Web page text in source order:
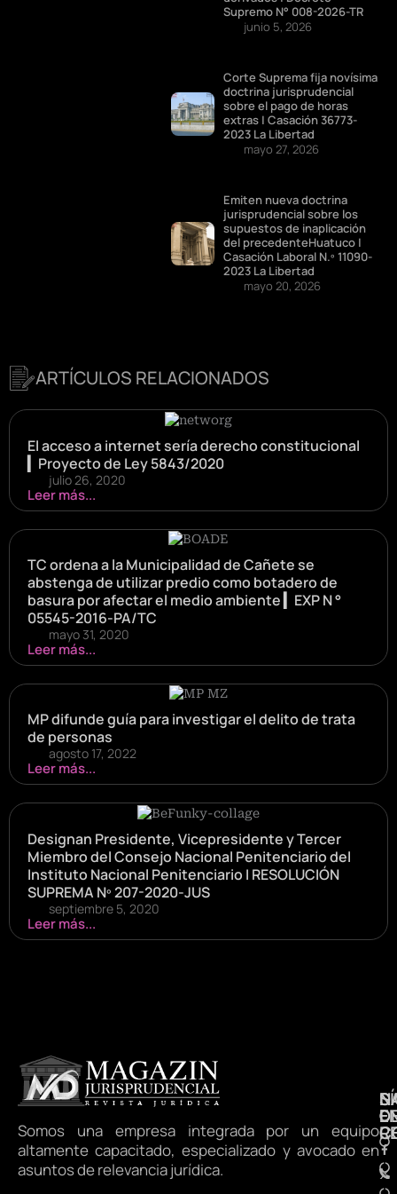
Supremo N° 008-2026-TR
junio 5, 2026
Corte Suprema fija novísima
doctrina jurisprudencial
sobre el pago de horas
extras | Casación 36773-
2023 La Libertad
mayo 27, 2026
Emiten nueva doctrina
jurisprudencial sobre los
supuestos de inaplicación
del precedenteHuatuco |
Casación Laboral N.º 11090-
2023 La Libertad
mayo 20, 2026
ARTÍCULOS RELACIONADOS
El acceso a internet sería derecho constitucional
▎Proyecto de Ley 5843/2020
julio 26, 2020
Leer más...
TC ordena a la Municipalidad de Cañete se
abstenga de utilizar predio como botadero de
basura por afectar el medio ambiente ▎EXP N °
05545-2016-PA/TC
mayo 31, 2020
Leer más...
MP difunde guía para investigar el delito de trata
de personas
agosto 17, 2022
Leer más...
Designan Presidente, Vicepresidente y Tercer
Miembro del Consejo Nacional Penitenciario del
Instituto Nacional Penitenciario I RESOLUCIÓN
SUPREMA Nº 207-2020-JUS
septiembre 5, 2020
Leer más...
Somos una empresa integrada por un equipo
altamente capacitado, especializado y avocado en
asuntos de relevancia jurídica.